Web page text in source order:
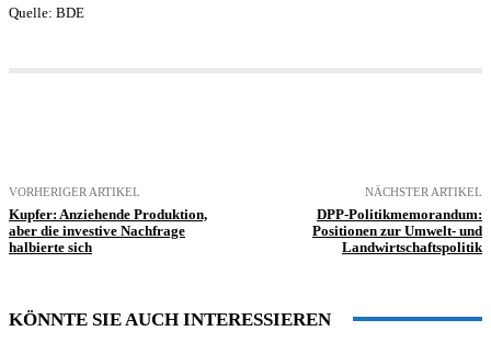
Quelle: BDE
VORHERIGER ARTIKEL
Kupfer: Anziehende Produktion,
aber die investive Nachfrage
halbierte sich
NÄCHSTER ARTIKEL
DPP-Politikmemorandum:
Positionen zur Umwelt- und
Landwirtschaftspolitik
KÖNNTE SIE AUCH INTERESSIEREN